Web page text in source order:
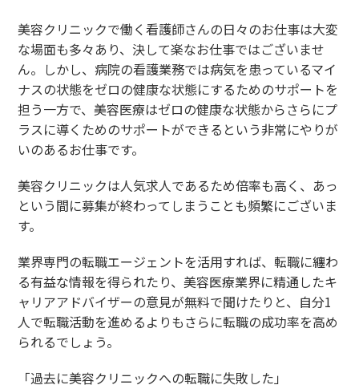
美容クリニックで働く看護師さんの日々のお仕事は大変
な場面も多々あり、決して楽なお仕事ではございませ
ん。しかし、病院の看護業務では病気を患っているマイ
ナスの状態をゼロの健康な状態にするためのサポートを
担う一方で、美容医療はゼロの健康な状態からさらにプ
ラスに導くためのサポートができるという非常にやりが
いのあるお仕事です。
美容クリニックは人気求人であるため倍率も高く、あっ
という間に募集が終わってしまうことも頻繁にございま
す。
業界専門の転職エージェントを活用すれば、転職に纏わ
る有益な情報を得られたり、美容医療業界に精通したキ
ャリアアドバイザーの意見が無料で聞けたりと、自分1
人で転職活動を進めるよりもさらに転職の成功率を高め
られるでしょう。
「過去に美容クリニックへの転職に失敗した」